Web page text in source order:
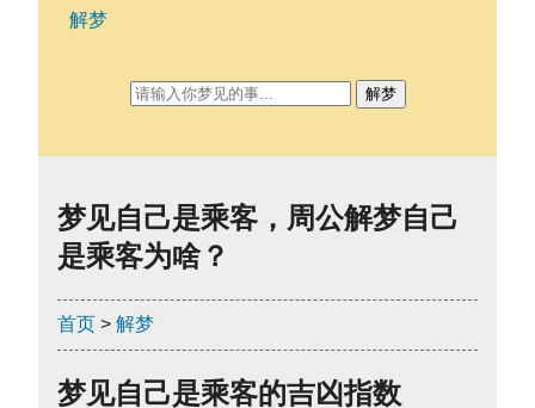
梦见自己是乘客，周公解梦自己
是乘客为啥？
首页 > 解梦
梦见自己是乘客的吉凶指数
解梦
解梦